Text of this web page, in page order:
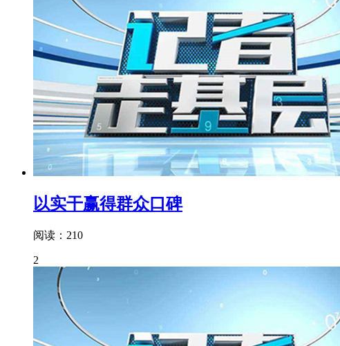
以实干赢得群众口碑
阅读：210
2